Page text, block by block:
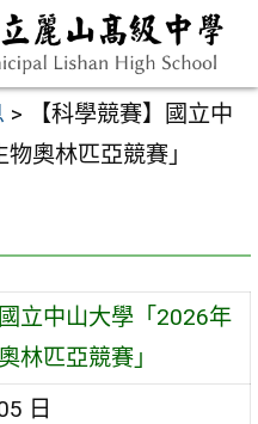
>
【科學競賽】國立中
奧林匹亞競賽」
立中山大學「2026年
林匹亞競賽」
日